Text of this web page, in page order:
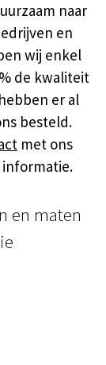
naar
en
wij enkel
de kwaliteit
er al
besteld.
met ons
informatie.
en maten